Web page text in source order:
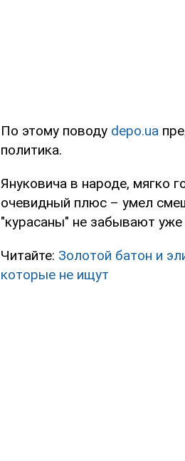
По этому поводу depo.ua
политика.
Януковича в народе, мягко
очевидный плюс – умел
"курасаны" не забывают уже
Читайте: Золотой батон и
которые не ищут